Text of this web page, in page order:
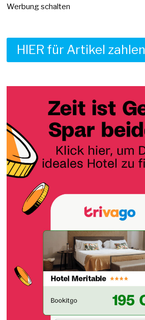
Werbung schalten
HIER für Artikel zahlen